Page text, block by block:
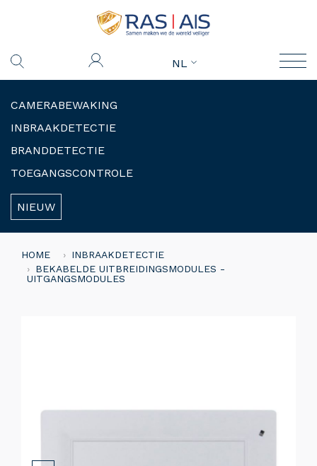
NL
CAMERABEWAKING
INBRAAKDETECTIE
BRANDDETECTIE
TOEGANGSCONTROLE
NIEUW
HOME
INBRAAKDETECTIE
BEKABELDE UITBREIDINGSMODULES -
UITGANGSMODULES